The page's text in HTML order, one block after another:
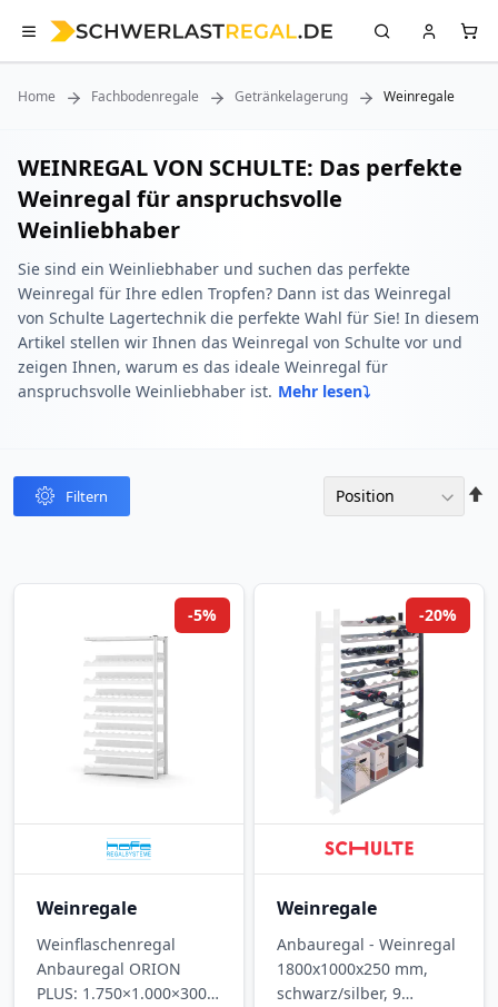
Home Fachbodenregale Getränkelagerung Weinregale
WEINREGAL VON SCHULTE: Das perfekte
Weinregal für anspruchsvolle
Weinliebhaber
Sie sind ein Weinliebhaber und suchen das perfekte
Weinregal für Ihre edlen Tropfen? Dann ist das Weinregal
von Schulte Lagertechnik die perfekte Wahl für Sie! In diesem
Artikel stellen wir Ihnen das Weinregal von Schulte vor und
zeigen Ihnen, warum es das ideale Weinregal für
anspruchsvolle Weinliebhaber ist. Mehr lesen
In
Weinregale
Weinflaschenregal
Anbauregal ORION
PLUS: 1.750×1.000×300
-5%
Weinregale
Anbauregal - Weinregal
1800x1000x250 mm,
schwarz/silber, 9
-20%
Filtern